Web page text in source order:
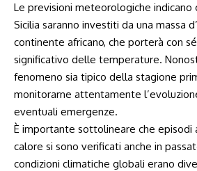
Le previsioni meteorologiche indicano
Sicilia saranno investiti da una massa
continente ‌africano, che porterà​ con
significativo delle temperature.
fenomeno sia tipico ⁢della stagione
monitorarne attentamente
eventuali emergenze.
È importante sottolineare che ⁢episodi​
calore si sono verificati anche in
condizioni climatiche globali⁢ erano